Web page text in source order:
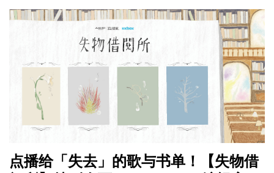
点播给「失去」的歌与书单！【失物借